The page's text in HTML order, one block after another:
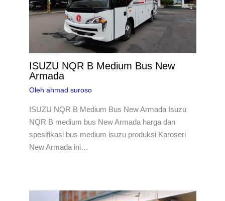
ISUZU NQR B Medium Bus New
Armada
Oleh ahmad suroso
ISUZU NQR B Medium Bus New Armada Isuzu
NQR B medium bus New Armada harga dan
spesifikasi bus medium isuzu produksi Karoseri
New Armada ini…